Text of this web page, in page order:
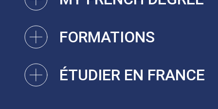
FORMATIONS
ÉTUDIER EN FRANCE